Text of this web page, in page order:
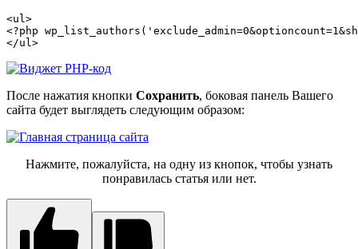
<ul>
<?php
</ul>
После нажатия кнопки Сохранить, боковая панель Вашего
сайта будет выглядеть следующим образом:
Нажмите, пожалуйста, на одну из кнопок, чтобы узнать
понравилась статья или нет.